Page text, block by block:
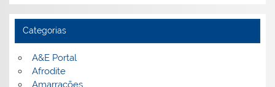
Categorias
A&E Portal
Afrodite
Amarrações